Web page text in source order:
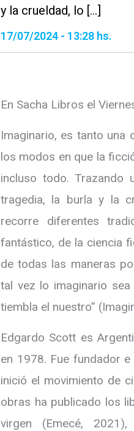
y la crueldad, lo […]
17/07/2024 - 13:28 hs.
En Sacha Libros el
Imaginario, es tanto una
los modos en que la
incluso todo. Trazando
tragedia, la burla y la
recorre diferentes
fantástico, de la ciencia
de todas las maneras
tal vez lo imaginario
tiembla el nuestro”
Edgardo Scott es
en 1978. Fue fundador
inició el movimiento de
obras ha publicado los
virgen (Emecé,